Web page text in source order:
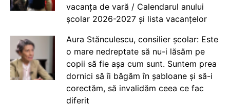
vacanța de vară / Calendarul anului
școlar 2026-2027 și lista vacanțelor
Aura Stănculescu, consilier școlar: Este
o mare nedreptate să nu-i lăsăm pe
copii să fie așa cum sunt. Suntem prea
dornici să îi băgăm în șabloane și să-i
corectăm, să invalidăm ceea ce fac
diferit